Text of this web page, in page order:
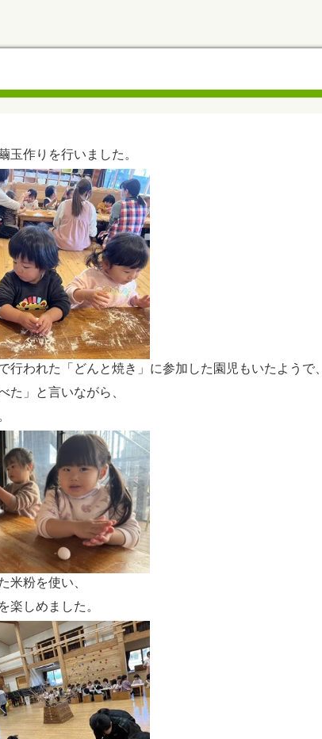
玉作りを行いました。
行われた「どんと焼き」に参加した園児もいたようで、
た」と言いながら、
米粉を使い、
楽しめました。